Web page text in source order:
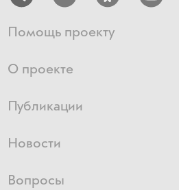
Помощь проекту
О проекте
Публикации
Новости
Вопросы